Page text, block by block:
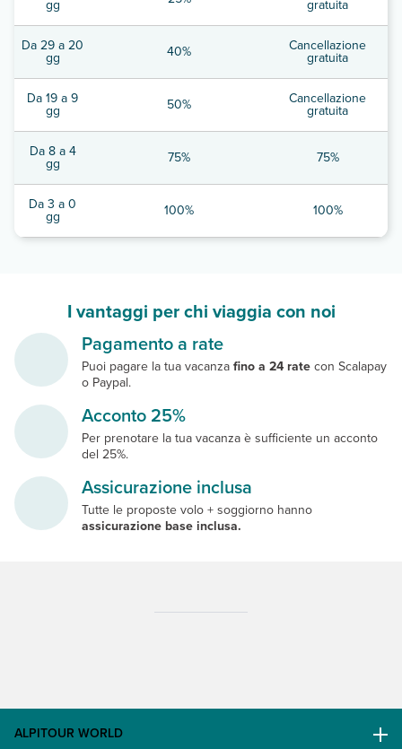
gg gratuita
Da 29 a 20
gg 40% Cancellazione
gratuita
Da 19 a 9
gg 50% Cancellazione
gratuita
Da 8 a 4
gg 75% 75%
Da 3 a 0
gg 100% 100%
I vantaggi per chi viaggia con noi
Pagamento a rate
Puoi pagare la tua vacanzafino a 24 ratecon Scalapay
o Paypal.
Acconto 25%
Per prenotare la tua vacanza è sufficiente un acconto
del 25%.
Assicurazione inclusa
Tutte le proposte volo + soggiorno hanno
assicurazione base inclusa.
ALPITOUR WORLD